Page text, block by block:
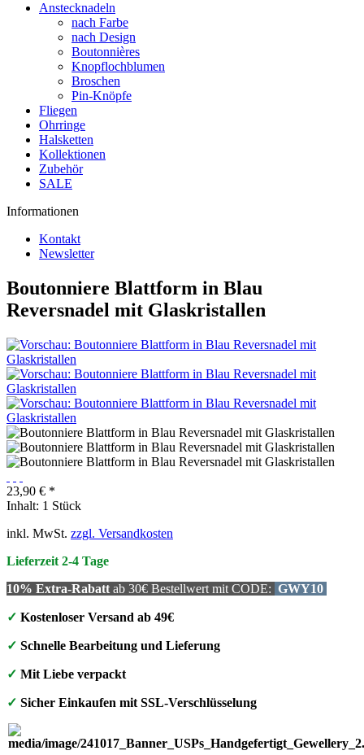
Anstecknadeln
nach Farbe
nach Design
Boutonnières
Knopflochblumen
Broschen
Pin-Knöpfe
Fliegen
Ohrringe
Halsketten
Kollektionen
Zubehör
SALE
Informationen
Kontakt
Newsletter
Boutonniere Blattform in Blau
Reversnadel mit Glaskristallen
23,90 € *
Inhalt: 1 Stück
inkl. MwSt. zzgl. Versandkosten
Lieferzeit 2-4 Tage
10% Extra-Rabatt ab 30€ Bestellwert mit CODE: GWY10
✓ Kostenloser Versand ab 49€
✓ Schnelle Bearbeitung und Lieferung
✓ Mit Liebe verpackt
✓ Sicher Einkaufen mit SSL-Verschlüsselung